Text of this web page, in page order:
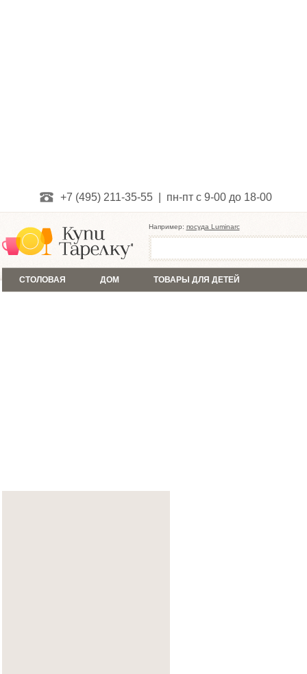
+7 (495) 211-35-55 | пн-пт с 9-00 до 18-00
Например: посуда Luminarc
СТОЛОВАЯ ДОМ ТОВАРЫ ДЛЯ ДЕТЕЙ